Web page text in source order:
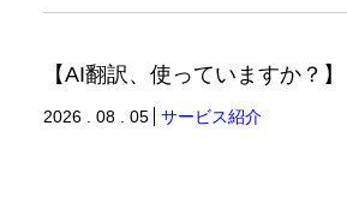
2026 . 08 . 05 サービス紹介